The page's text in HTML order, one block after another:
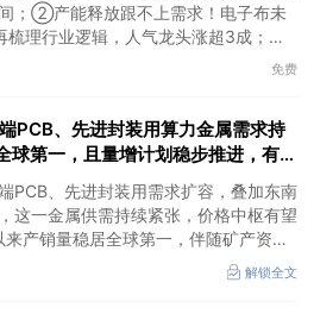
；②产能释放跟不上需求！电子布未
理行业逻辑，人气龙头涨超3成；
景气周期持续！这家公司扩产、涨免费
端PCB、先进封装用算力金属需求持
球第一，且量增计划稳步推进，有望
PCB、先进封装用需求扩容，叠加东南
这一金属供需持续紧张，价格中枢有望
产销量稳居全球第一，伴随矿产资源
，公司市占率有望进一步提升，同时有
解锁全文